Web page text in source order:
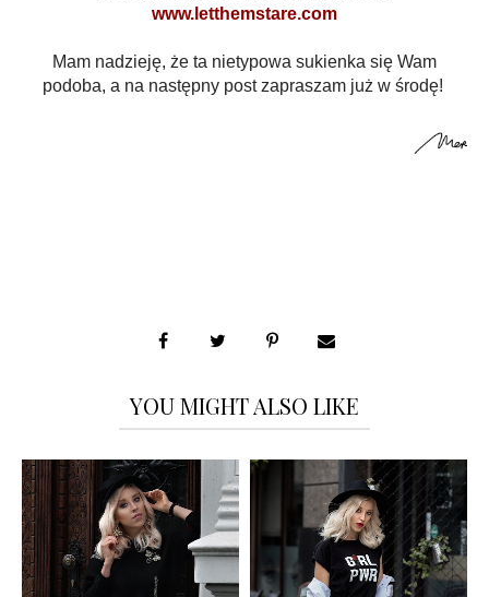
www.letthemstare.com
Mam nadzieję, że ta nietypowa sukienka się Wam
podoba, a na następny post zapraszam już w środę!
YOU MIGHT ALSO LIKE